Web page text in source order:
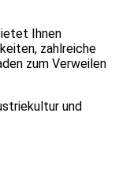
Ihnen
zahlreiche
zum Verweilen
und